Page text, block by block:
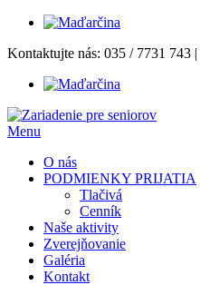
Prejsť
obsah
Kontaktujte nás: 035 / 7731 743 |
Menu
O nás
PODMIENKY PRIJATIA
Tlačivá
Cenník
Naše aktivity
Zverejňovanie
Galéria
Kontakt